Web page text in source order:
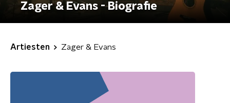
Zager & Evans - Biografie
Artiesten Zager & Evans